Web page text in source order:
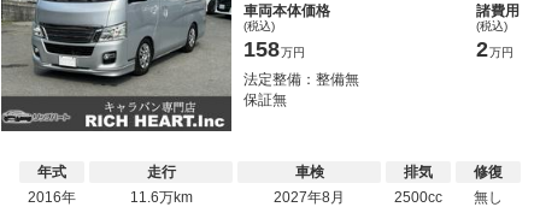
車両本体価格
(税込)
158万円
諸費用
(税込)
2万円
法定整備：整備無
保証無
年式
2016年
走行
11.6万km
車検
2027年8月
排気
2500cc
修復
無し